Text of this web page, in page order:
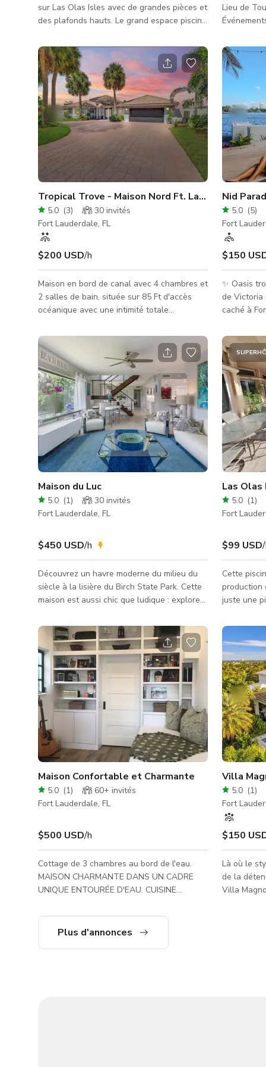
sur Las Olas Isles avec de grandes pièces et
des plafonds hauts. Le grand espace piscine
plein air avec vue sur la piscine et 100 pieds
d'accès au front de mer océanique. Yacht
privé de 75 pieds offrant un magnifique
décor pour toute occasion.
Lieu de
Événements Privés
conçu
est idéal
passant
Tropical Trove - Maison Nord Ft. Lauderdale
5.0 (3) 30 invités
Fort Lauderdale, FL
$200 USD/h
Maison en bord de canal avec 4 chambres et
2 salles de bain, située sur 85 Ft d'accès
océanique avec une intimité totale
calme. Piscine chauffée à l'eau salée dans
un jardin luxuriant et tropical. Terrasse
entièrement équipée. Grill et options
supplémentaires de sièges extérieurs
disponibles sur demande. Plan ouvert.
Cuisine avec bar. Chambre principale très
spacieuse. Accès facile à la plage à 5
minutes en voiture ou 20 minutes à
Nid
5.0 (5)
Fort
$150
✨ Oasis
de Victoria
caché à
végétation
des
créatives. Profitez de la magie de cette oasis
privée
privé et
lever du
de parking
Maison du Luc
5.0 (1) 30 invités
Fort Lauderdale, FL
$450 USD/h
Découvrez un havre moderne du milieu du
siècle à la lisière du Birch State Park. Cette
maison est aussi chic que ludique : explorez
familiales élégantes dans la salle à manger
sophistiquée ou sur la véranda grillagée, ou
écoutez le chant des oiseaux lors d'un bain
relaxant dans le jacuzzi. Lorsque vous êtes
prêt à explorer, la plage — habitat des
célèbres tortues de mer de Fort Lauderdale
— est à quelques pas. Et une variété de r
Las
5.0 (1)
Fort
$99 USD
Cette
production
juste une
l'océan et
à un quai
de luxe et
C'est là
à
Maison Confortable et Charmante
5.0 (1) 60+ invités
Fort Lauderdale, FL
$500 USD/h
Cottage de 3 chambres au bord de l'eau.
MAISON CHARMANTE DANS UN CADRE
UNIQUE ENTOURÉE D'EAU. CUISINE
SUR MESURE, GRANIT, RÉFRIGÉRATEUR
SUB-ZERO, CUISINIÈRE À GAZ
Villa
5.0 (1)
Fort
$150
Là où le
de la
Villa
Plus d'annonces